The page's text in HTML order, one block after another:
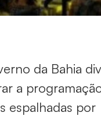
da Bahia
a
espalhadas por